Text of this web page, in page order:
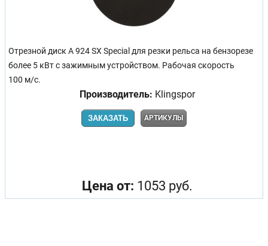
Отрезной диск A 924 SX Special для резки рельса на бензорезе
более 5 кВт с зажимным устройством. Рабочая скорость
100 м/с.
Производитель: Klingspor
ЗАКАЗАТЬ АРТИКУЛЫ
Цена от: 1053 руб.